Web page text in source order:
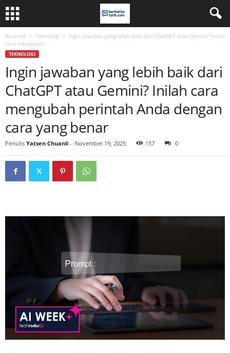
Beranda Teknologi
Ingin jawaban yang lebih baik dari ChatGPT atau Gemini? Inilah
cara mengubah...
TEKNOLOGI
Ingin jawaban yang lebih baik dari
ChatGPT atau Gemini? Inilah cara
mengubah perintah Anda dengan
cara yang benar
Penulis Yatsen Chuanli - November 19, 2025 157 0